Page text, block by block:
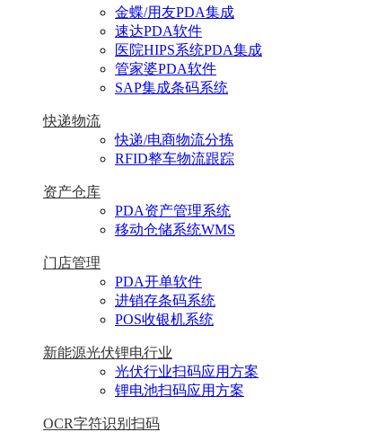
金蝶/用友PDA集成
速达PDA软件
医院HIPS系统PDA集成
管家婆PDA软件
SAP集成条码系统
快递物流
快递/电商物流分拣
RFID整车物流跟踪
资产仓库
PDA资产管理系统
移动仓储系统WMS
门店管理
PDA开单软件
进销存条码系统
POS收银机系统
新能源光伏锂电行业
光伏行业扫码应用方案
锂电池扫码应用方案
OCR字符识别扫码